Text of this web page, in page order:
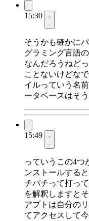
15:30
そうかも確かに
グラミング言語
なんだろうねど
ことないけどな
イルっていう名
ータベースはそ
15:49
っていうこの4つ
ンストールする
チパチって打っ
を解釈しますと
アプトは自分の
てアクセスして